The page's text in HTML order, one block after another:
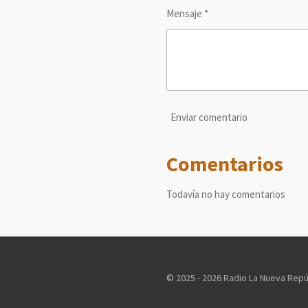
Mensaje *
Enviar comentario
Comentarios
Todavía no hay comentarios
© 2025 - 2026 Radio La Nueva